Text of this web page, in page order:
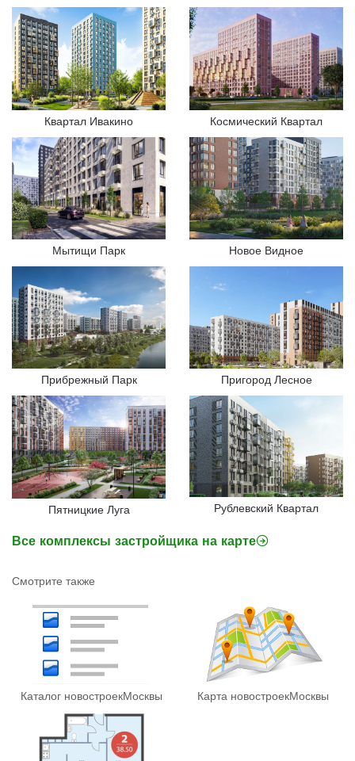
Квартал Ивакино Космический Квартал
Мытищи Парк Новое Видное
Прибрежный Парк Пригород Лесное
Пятницкие Луга Рублевский Квартал
Все комплексы застройщика на карте
Смотрите также
Каталог новостроекМосквы Карта новостроекМосквы